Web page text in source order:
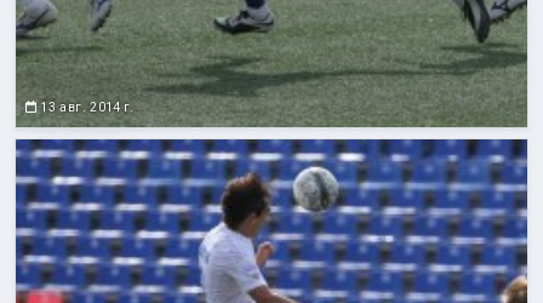
13 авг. 2014 г.